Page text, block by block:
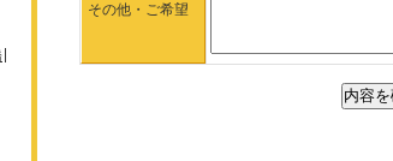
その他・ご希望